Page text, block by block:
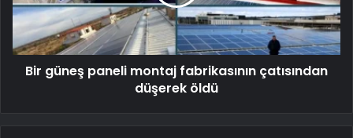
Bir güneş paneli montaj fabrikasının çatısından
düşerek öldü